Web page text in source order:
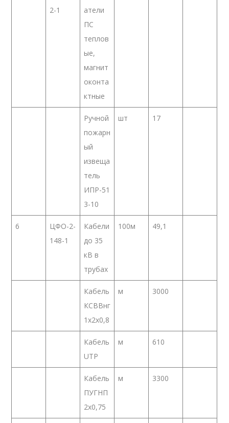
2-1
атели
ПС
теплов
ые,
магнит
оконта
ктные
Ручной
пожарн
ый
извеща
тель
ИПР-51
3-10
шт 17
6
ЦФО-2-
148-1
Кабели
до 35
кВ в
трубах
100м 49,1
Кабель
КСВВнг
1х2х0,8
м 3000
Кабель
UTP
м 610
Кабель
ПУГНП
2х0,75
м 3300